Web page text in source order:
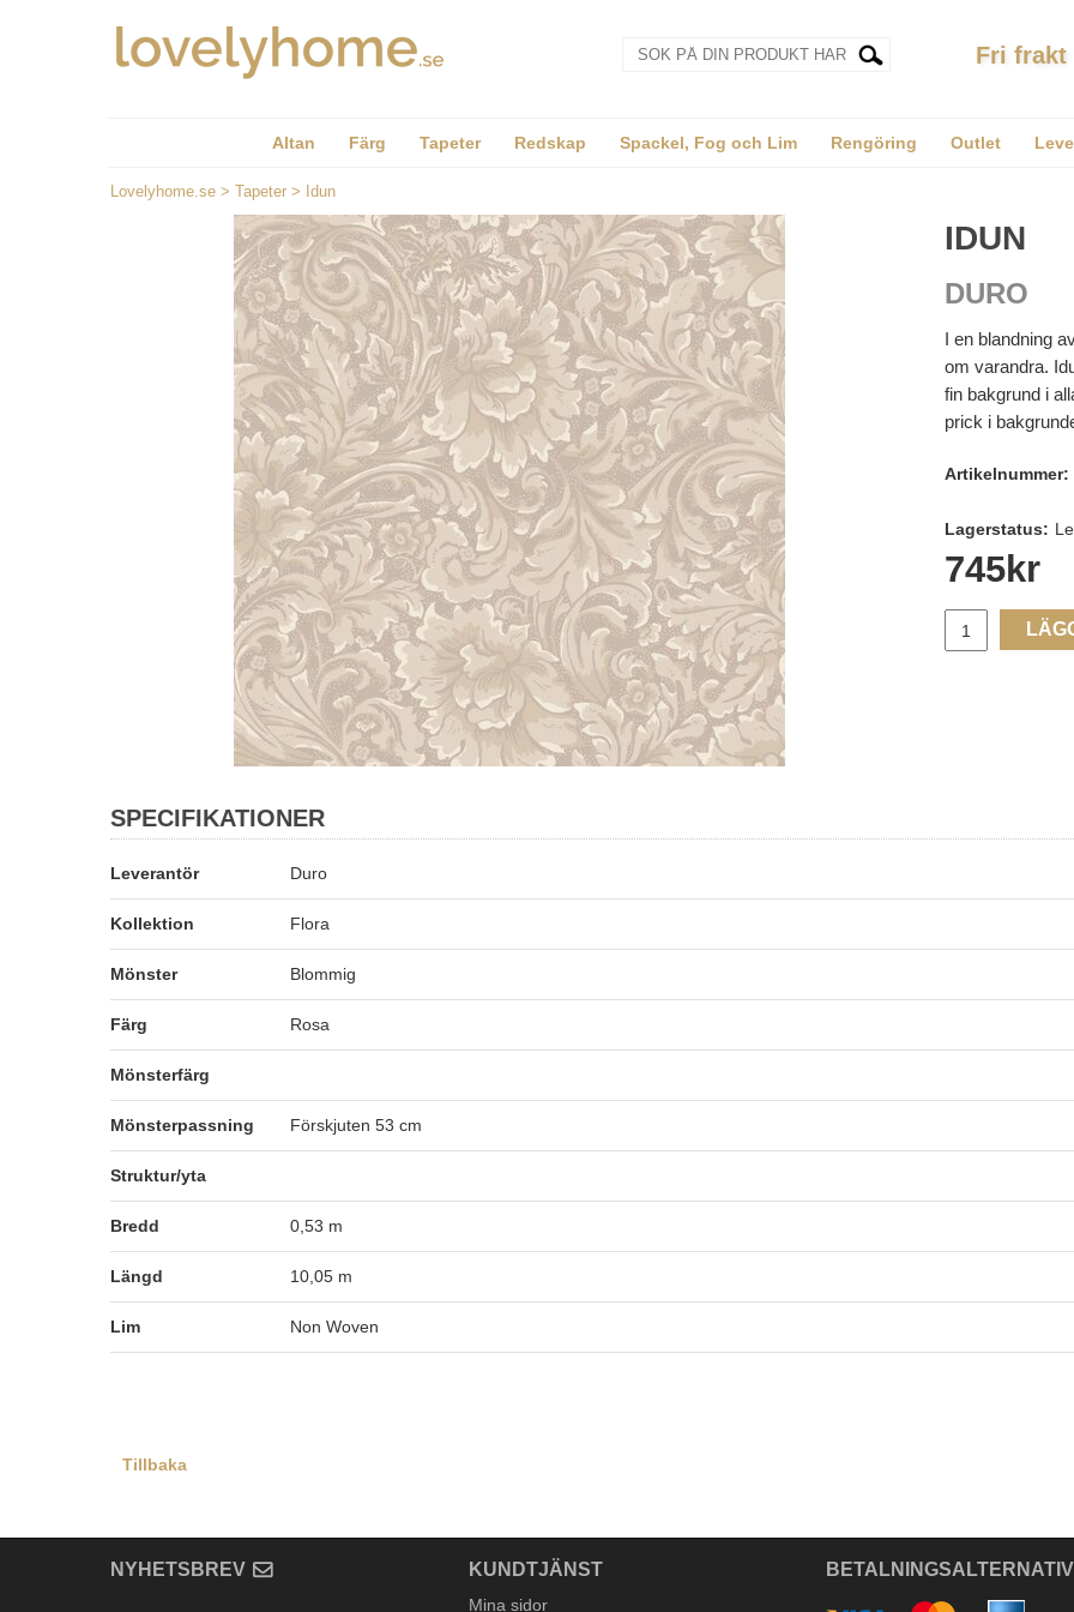
Fri frakt
Altan Färg Tapeter Redskap Spackel, Fog och Lim Rengöring Outlet
Lovelyhome.se > Tapeter > Idun
IDUN
DURO
I en blandning
om varandra.
fin bakgrund i
prick i
Artikelnummer:
Lagerstatus:
745kr
SPECIFIKATIONER
Leverantör Duro
Kollektion Flora
Mönster Blommig
Färg Rosa
Mönsterfärg
Mönsterpassning Förskjuten 53 cm
Struktur/yta
Bredd 0,53 m
Längd 10,05 m
Lim Non Woven
Tillbaka
NYHETSBREV KUNDTJÄNST
Mina sidor
BETALNINGSALTERNATIV